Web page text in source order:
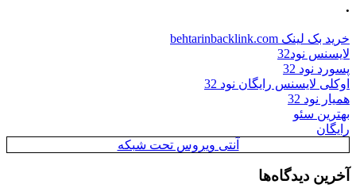
.
خرید بک لینک behtarinbacklink.com
لایسنس نود32
پسورد نود 32
اوکلی لایسنس رایگان نود 32
همیار نود 32
بهترین سئو
رایگان
آنتی ویروس تحت شبکه
آخرین دیدگاه‌ها